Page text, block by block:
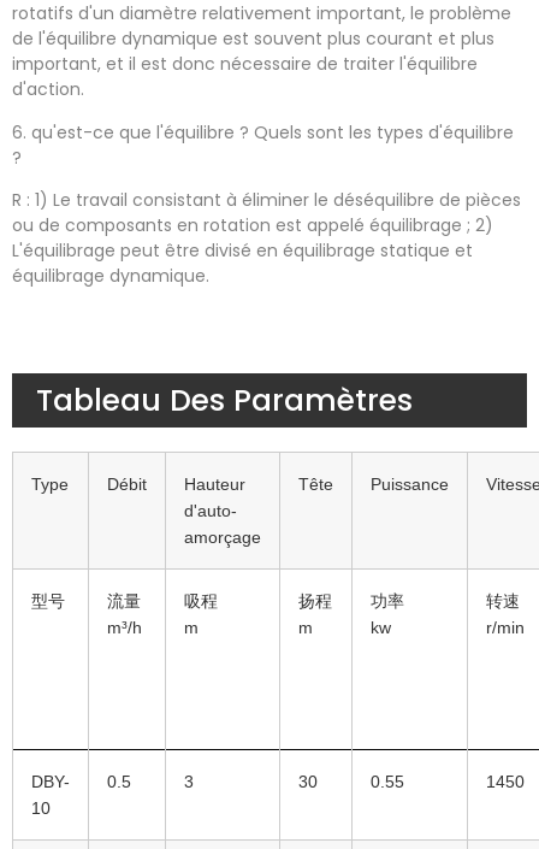
rotatifs d'un diamètre relativement important, le problème
de l'équilibre dynamique est souvent plus courant et plus
important, et il est donc nécessaire de traiter l'équilibre
d'action.
6. qu'est-ce que l'équilibre ? Quels sont les types d'équilibre
?
R : 1) Le travail consistant à éliminer le déséquilibre de pièces
ou de composants en rotation est appelé équilibrage ; 2)
L'équilibrage peut être divisé en équilibrage statique et
équilibrage dynamique.
Tableau Des Paramètres
Type Débit
Hauteur
d'auto-
amorçage
Tête Puissance
型号
流量
m³/h
吸程
m
扬程
m
功率
kw
转速
r/min
DBY-
10
0.5 3 30 0.55 1450